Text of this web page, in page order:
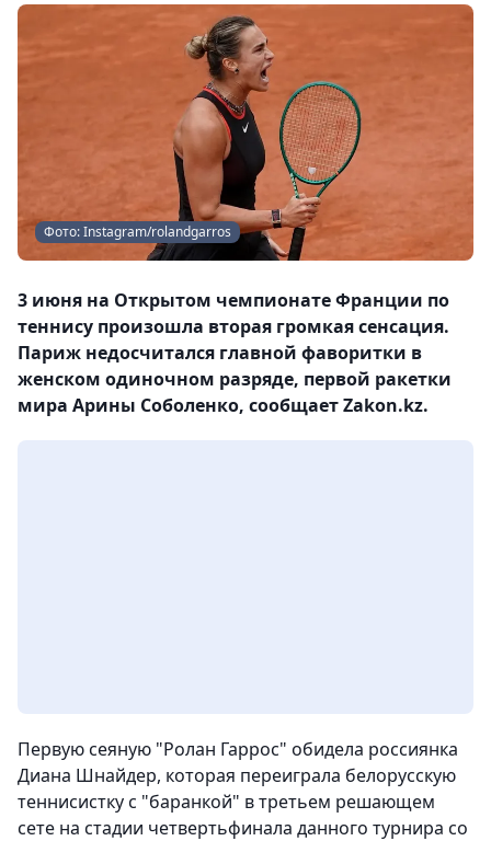
Фото: Instagram/rolandgarros
3 июня на Открытом чемпионате Франции по
теннису произошла вторая громкая сенсация.
Париж недосчитался главной фаворитки в
женском одиночном разряде, первой ракетки
мира Арины Соболенко, сообщает Zakon.kz.
Первую сеяную "Ролан Гаррос" обидела россиянка
Диана Шнайдер, которая переиграла белорусскую
теннисистку с "баранкой" в третьем решающем
сете на стадии четвертьфинала данного турнира со